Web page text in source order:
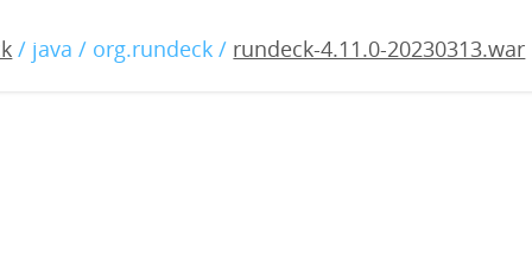
/ java / org.rundeck / rundeck-4.11.0-20230313.war
20230313.war